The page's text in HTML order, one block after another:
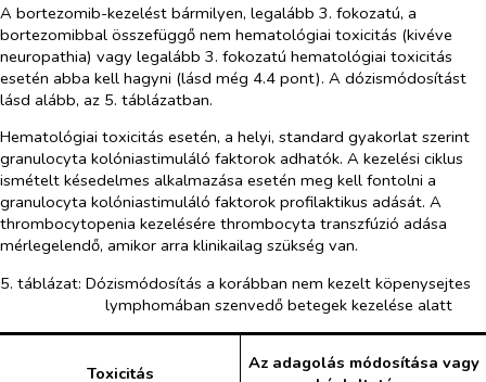
A bortezomib-kezelést bármilyen, legalább 3. fokozatú, a
bortezomibbal összefüggő nem hematológiai toxicitás (kivéve
neuropathia) vagy legalább 3. fokozatú hematológiai toxicitás
esetén abba kell hagyni (lásd még 4.4 pont). A dózismódosítást
lásd alább, az 5. táblázatban.
Hematológiai toxicitás esetén, a helyi, standard gyakorlat szerint
granulocyta kolóniastimuláló faktorok adhatók. A kezelési ciklus
ismételt késedelmes alkalmazása esetén meg kell fontolni a
granulocyta kolóniastimuláló faktorok profilaktikus adását. A
thrombocytopenia kezelésére thrombocyta transzfúzió adása
mérlegelendő, amikor arra klinikailag szükség van.
5. táblázat: Dózismódosítás a korábban nem kezelt köpenysejtes
lymphomában szenvedő betegek kezelése alatt
Toxicitás
Az adagolás módosítása vagy